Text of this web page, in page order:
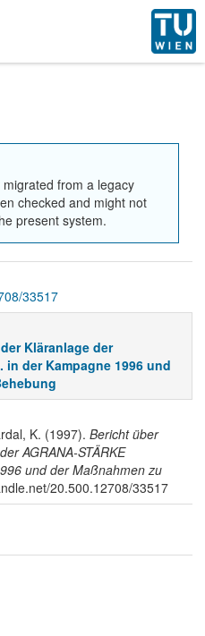
from a legacy
checked and might not
present system.
33517
Kläranlage der
in der Kampagne 1996 und
K. (1997). Bericht über
AGRANA-STÄRKE
und der Maßnahmen zu
20.500.12708/33517